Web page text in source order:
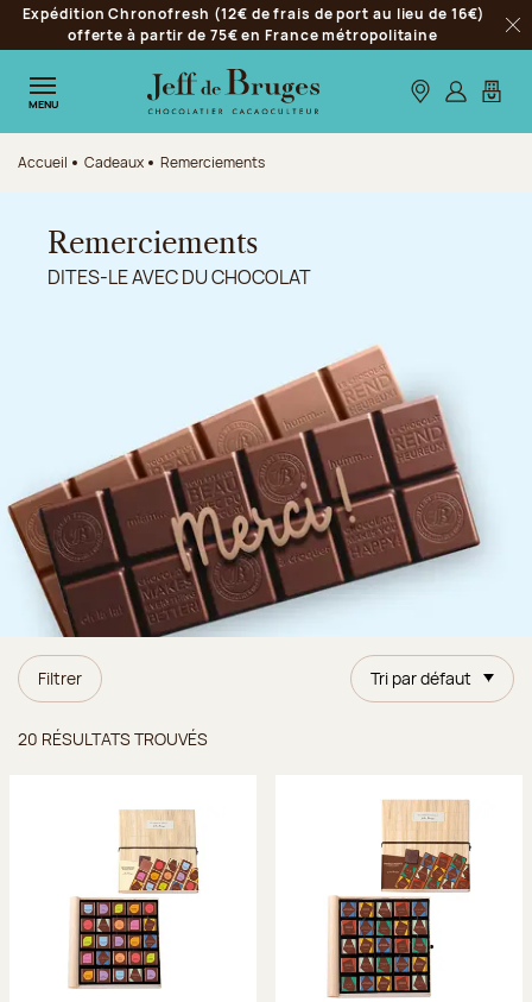
Aller à la navigation
Aller au contenu principal
Aller au pied de page
Expédition Chronofresh (12€ de frais de port au lieu de 16€)
offerte à partir de 75€ en France métropolitaine
MENU Nos boutiques
S’identifier
Mon
Accueil Cadeaux Remerciements
Remerciements
DITES-LE AVEC DU CHOCOLAT
Filtrer Tri par défaut
20 RÉSULTATS TROUVÉS